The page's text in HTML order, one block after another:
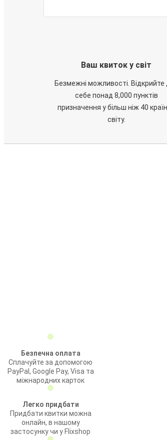
Ваш квиток у світ
Безмежні можливості. Відкрийте
себе понад 8,000 пунктів
призначення у більш ніж 40
світу.
Безпечна оплата
Сплачуйте за допомогою
PayPal, Google Pay, Visa та
міжнародних карток
Легко придбати
Придбати квитки можна
онлайн, в нашому
застосунку чи у Flixshop